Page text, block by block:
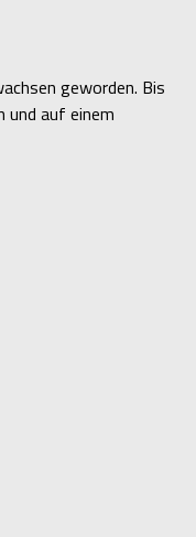
geworden. Bis
und auf einem